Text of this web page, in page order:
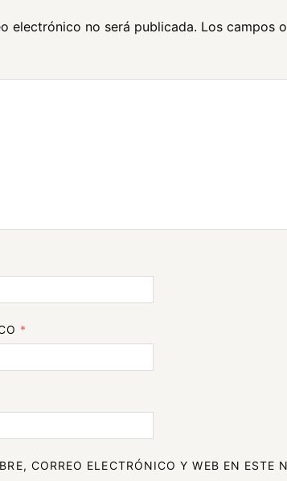
electrónico no será publicada. Los campos
*
CORREO ELECTRÓNICO Y WEB EN ESTE